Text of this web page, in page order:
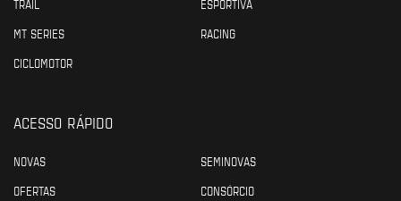
TRAIL
ESPORTIVA
MT SERIES
RACING
CICLOMOTOR
ACESSO RÁPIDO
NOVAS
SEMINOVAS
OFERTAS
CONSÓRCIO